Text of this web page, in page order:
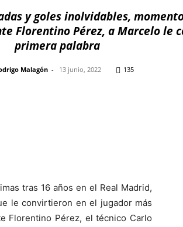
y goles inolvidables,
Florentino Pérez, a Marcelo le
primera palabra
Malagón - 13 junio, 2022 135
tras 16 años en el Real Madrid,
le convirtieron en el jugador más
Florentino Pérez, el técnico Carlo